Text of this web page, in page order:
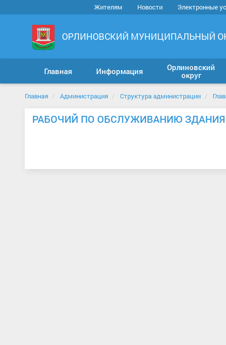
Жителям Новости Электронные
ОРЛИНОВСКИЙ МУНИЦИПАЛЬНЫЙ
Главная Информация
Орлиновский
округ
Главная Администрация Структура администрации
РАБОЧИЙ ПО ОБСЛУЖИВАНИЮ